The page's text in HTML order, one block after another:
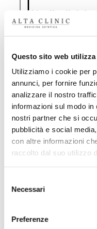
Questo sito web
Utilizziamo i cookie per
annunci, per fornire
analizzare il nostro
informazioni sul modo
nostri partner che si
pubblicità e social
con altre informazioni
raccolto dal suo utilizzo
delNecessari
Preferenze
Livello di
molto lievi
immediato
Tempo di
risultati:7
72 ore dopo il